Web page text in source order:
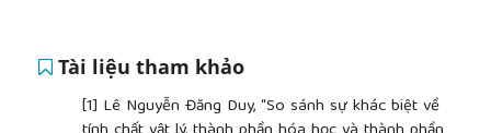
Tài liệu tham khảo
[1] Lê Nguyễn Đăng Duy, “So sánh sự khác biệt về